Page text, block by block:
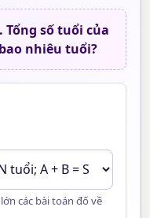
số tuổi của
nhiêu tuổi?
các bài toán đố về